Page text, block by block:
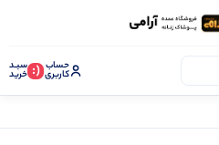
حساب
کاربری (: سبـد
خرید